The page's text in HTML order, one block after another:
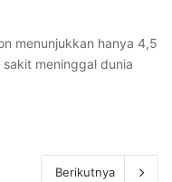
menunjukkan hanya 4,5
meninggal dunia
Berikutnya